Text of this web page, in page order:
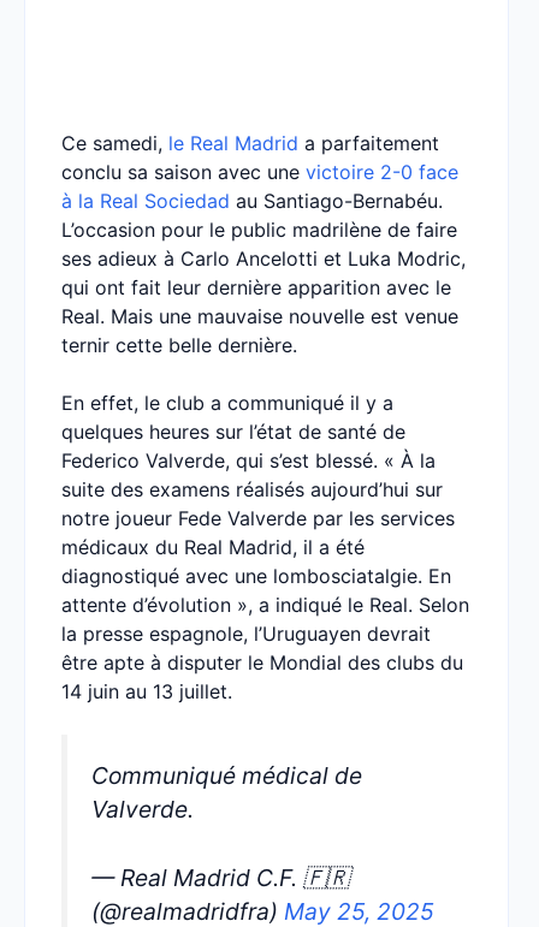
Ce samedi, le Real Madrid a parfaitement
conclu sa saison avec une victoire 2-0 face
à la Real Sociedad au Santiago-Bernabéu.
L’occasion pour le public madrilène de faire
ses adieux à Carlo Ancelotti et Luka Modric,
qui ont fait leur dernière apparition avec le
Real. Mais une mauvaise nouvelle est venue
ternir cette belle dernière.
En effet, le club a communiqué il y a
quelques heures sur l’état de santé de
Federico Valverde, qui s’est blessé. « À la
suite des examens réalisés aujourd’hui sur
notre joueur Fede Valverde par les services
médicaux du Real Madrid, il a été
diagnostiqué avec une lombosciatalgie. En
attente d’évolution », a indiqué le Real. Selon
la presse espagnole, l’Uruguayen devrait
être apte à disputer le Mondial des clubs du
14 juin au 13 juillet.
Communiqué médical de
Valverde.
— Real Madrid C.F. 🇫🇷
(@realmadridfra) May 25, 2025